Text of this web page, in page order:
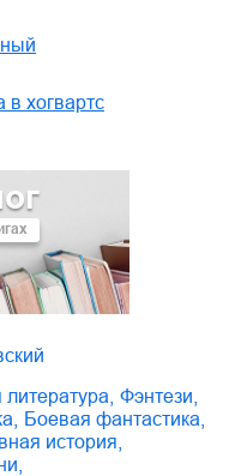
в хогвартс
литература фэнтези
боевая фантастика
история